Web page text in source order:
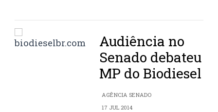
Audiência no
Senado debateu
MP do Biodiesel
AGÊNCIA SENADO
17 JUL 2014